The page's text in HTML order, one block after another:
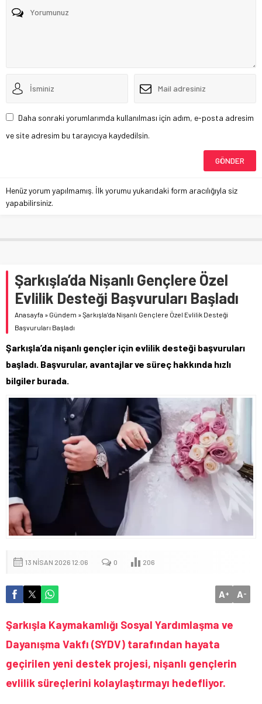
Daha sonraki yorumlarımda kullanılması için adım, e-posta adresim
ve site adresim bu tarayıcıya kaydedilsin.
Henüz yorum yapılmamış. İlk yorumu yukarıdaki form aracılığıyla siz
yapabilirsiniz.
Şarkışla’da Nișanlı Gençlere Özel
Evlilik Desteği Başvuruları Başladı
Anasayfa » Gündem »Şarkışla’da Nișanlı Gençlere Özel Evlilik Desteği
Başvuruları Başladı
Şarkışla’da nişanlı gençler için evlilik desteği başvuruları
başladı. Başvurular, avantajlar ve süreç hakkında hızlı
bilgiler burada.
13 NISAN 2026 12:06 0 206
A+ A-
Şarkışla Kaymakamlığı Sosyal Yardımlaşma ve
Dayanışma Vakfı (SYDV) tarafından hayata
geçirilen yeni destek projesi, nişanlı gençlerin
evlilik süreçlerini kolaylaştırmayı hedefliyor.